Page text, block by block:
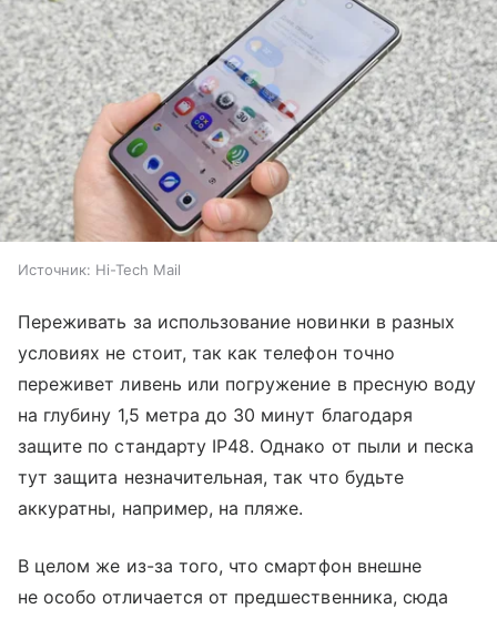
Источник: Hi-Tech Mail
Переживать за использование новинки в разных
условиях не стоит, так как телефон точно
переживет ливень или погружение в пресную воду
на глубину 1,5 метра до 30 минут благодаря
защите по стандарту IP48. Однако от пыли и песка
тут защита незначительная, так что будьте
аккуратны, например, на пляже.
В целом же из-за того, что смартфон внешне
не особо отличается от предшественника, сюда